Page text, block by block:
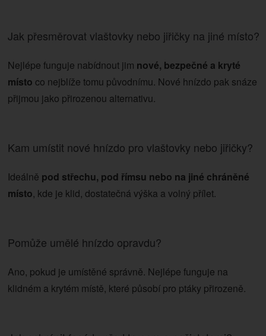
Jak přesměrovat vlaštovky nebo jiřičky na jiné místo?
Nejlépe funguje nabídnout jim nové, bezpečné a kryté
místo co nejblíže tomu původnímu. Nové hnízdo pak snáze
přijmou jako přirozenou alternativu.
Kam umístit nové hnízdo pro vlaštovky nebo jiřičky?
Ideálně pod střechu, pod římsu nebo na jiné chráněné
místo, kde je klid, dostatečná výška a volný přílet.
Pomůže umělé hnízdo opravdu?
Ano, pokud je umístěné správně. Nejlépe funguje na
klidném a krytém místě, které působí pro ptáky přirozeně.